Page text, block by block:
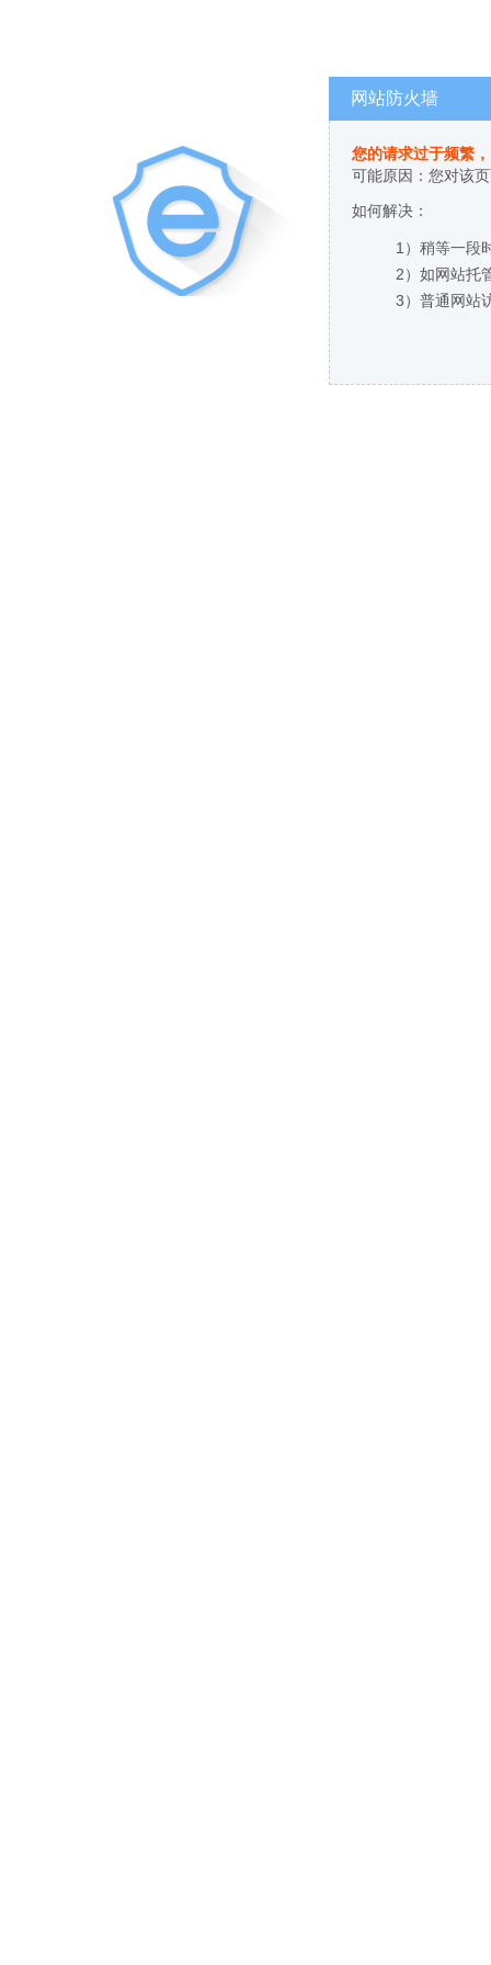
网站防火墙
您的请求过于频繁
可能原因：您对该
如何解决：
1）稍等一段
2）如网站托
3）普通网站